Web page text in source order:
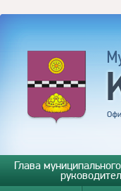
Глава